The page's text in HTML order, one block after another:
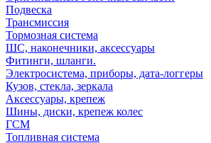
Подвеска
Трансмиссия
Тормозная система
ШС, наконечники, аксессуары
Фитинги, шланги.
Электросистема, приборы, дата-логгеры
Кузов, стекла, зеркала
Аксессуары, крепеж
Шины, диски, крепеж колес
ГСМ
Топливная система